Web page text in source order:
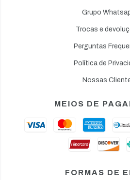
Grupo
Trocas e
Perguntas
Política de
Nossas
MEIOS DE
FORMAS DE